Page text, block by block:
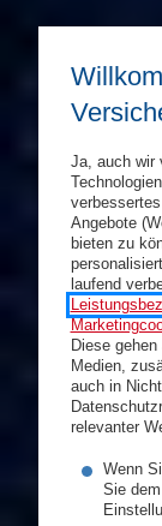
Ja, auch wir
Angebote
bieten zu
laufend
Diese
Medien,
auch in
relevanter
Wenn
Sie